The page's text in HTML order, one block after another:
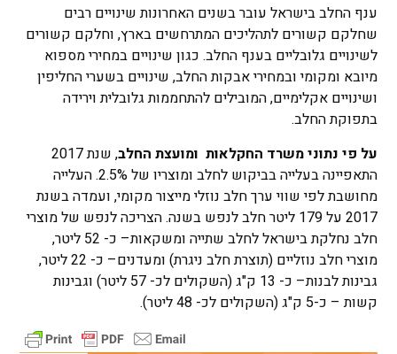
ענף החלב בישראל עובר בשנים האחרונות שינויים רבים
שחלקם קשורים לתהליכים המתרחשים בארץ, וחלקם קשורים
לשינויים גלובליים בענף החלב. כגון שינויים במחירי מספוא
מיובא ומקומי ובמחירי אבקות החלב, שינויים בשערי החליפין
ושינויים אקלימיים, המובילים להתחממות גלובלית וירידה
בתפוקת החלב.
על פי נתוני משרד החקלאות ומועצת החלב
, שנת 2017
התאפיינה בעלייה בביקוש לחלב ומוצריו של 2.5%. העלייה
מחושבת לפי שווי ערך חלב נוזלי מייצור מקומי, ועמדה בשנת
2017 על 179 ליטר חלב לנפש בשנה. הצריכה לנפש של מוצרי
חלב נחלקת בישראל לחלב שתייה ומשקאות– כ- 52 ליטר,
מוצרי חלב נוזליים (תוצרת חלב ניגרת) ומעדנים– כ- 22 ליטר,
גבינות לבנות– כ- 13 ק"ג (השקולים לכ- 57 ליטר) וגבינות
קשות – כ-5 ק"ג (השקולים לכ- 48 ליטר).